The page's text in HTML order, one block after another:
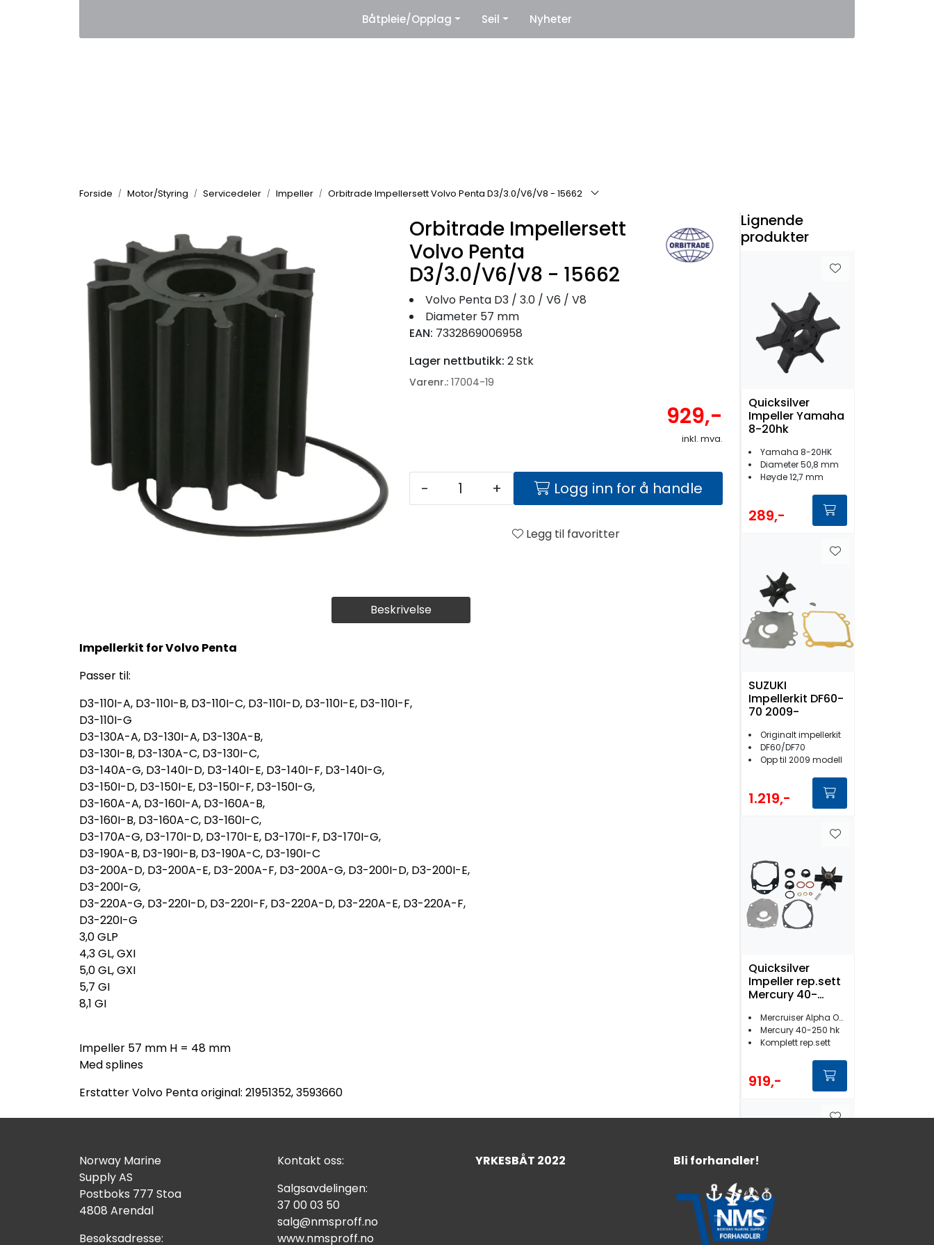
Leverandører
Båtpleie/Opplag Seil Nyheter
Forside Motor/Styring Servicedeler Impeller Orbitrade Impellersett Volvo Penta D3/3.0/V6/V8 - 15662
Beskrivelse
Impellerkit for Volvo Penta
Passer til:
D3-110I-A, D3-110I-B, D3-110I-C, D3-110I-D, D3-110I-E, D3-110I-F,
D3-110I-G
D3-130A-A, D3-130I-A, D3-130A-B,
D3-130I-B, D3-130A-C, D3-130I-C,
D3-140A-G, D3-140I-D, D3-140I-E, D3-140I-F, D3-140I-G,
D3-150I-D, D3-150I-E, D3-150I-F, D3-150I-G,
D3-160A-A, D3-160I-A, D3-160A-B,
D3-160I-B, D3-160A-C, D3-160I-C,
D3-170A-G, D3-170I-D, D3-170I-E, D3-170I-F, D3-170I-G,
D3-190A-B, D3-190I-B, D3-190A-C, D3-190I-C
D3-200A-D, D3-200A-E, D3-200A-F, D3-200A-G, D3-200I-D, D3-200I-E,
D3-200I-G,
D3-220A-G, D3-220I-D, D3-220I-F, D3-220A-D, D3-220A-E, D3-220A-F,
D3-220I-G
3,0 GLP
4,3 GL, GXI
5,0 GL, GXI
5,7 GI
8,1 GI
Impeller 57 mm H = 48 mm
Med splines
Erstatter Volvo Penta original: 21951352, 3593660
Orbitrade Impellersett
Volvo Penta
D3/3.0/V6/V8 - 15662
Volvo Penta D3 / 3.0 / V6 / V8
Diameter 57 mm
EAN: 7332869006958
Lager nettbutikk: 2 Stk
Varenr.: 17004-19
929,-
inkl. mva.
- + Logg inn for å handle
Legg til favoritter
Lignende
produkter
Quicksilver
Impeller Yamaha
8-20hk
Yamaha 8-20HK
Diameter 50,8 mm
Høyde 12,7 mm
289,-
SUZUKI
Impellerkit DF60-
70 2009-
Originalt impellerkit
DF60/DF70
Opp til 2009 modell
1.219,-
Quicksilver
Impeller rep.sett
Mercury 40-
Mercruiser Alpha
One Gen II
Mercruiser Alpha One Gen 2
Mercury 40-250 hk
Komplett rep.sett
919,-
Norway Marine
Supply AS
Postboks 777 Stoa
4808 Arendal
Besøksadresse:
Kontakt oss:
Salgsavdelingen:
37 00 03 50
salg@nmsproff.no
www.nmsproff.no
YRKESBÅT 2022 Bli forhandler!